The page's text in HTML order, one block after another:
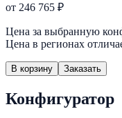
от 246 765 ₽
Цена за выбранную
Цена в регионах
В корзину Заказать
Конфигуратор